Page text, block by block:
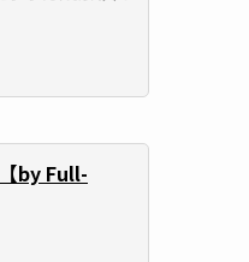
by Full-